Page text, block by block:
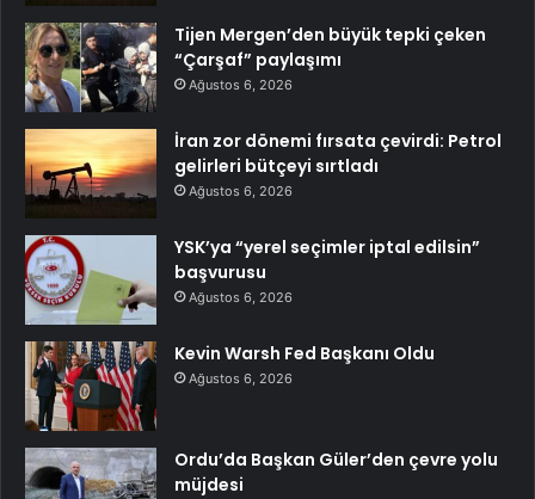
Tijen Mergen’den büyük tepki çeken
“Çarşaf” paylaşımı
Ağustos 6, 2026
İran zor dönemi fırsata çevirdi: Petrol
gelirleri bütçeyi sırtladı
Ağustos 6, 2026
YSK’ya “yerel seçimler iptal edilsin”
başvurusu
Ağustos 6, 2026
Kevin Warsh Fed Başkanı Oldu
Ağustos 6, 2026
Ordu’da Başkan Güler’den çevre yolu
müjdesi